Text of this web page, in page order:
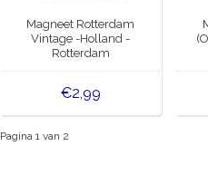
Magneet Rotterdam
Vintage -Holland -
Rotterdam
€2,99
Pagina 1 van 2